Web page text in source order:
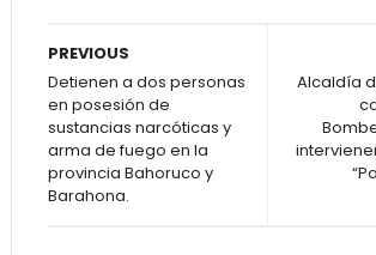
Alcaldía
PREVIOUS
Detienen a dos personas
en posesión de
sustancias narcóticas y
arma de fuego en la
provincia Bahoruco y
Barahona.